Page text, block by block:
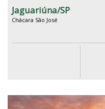
Jaguariúna/SP
Chácara São José